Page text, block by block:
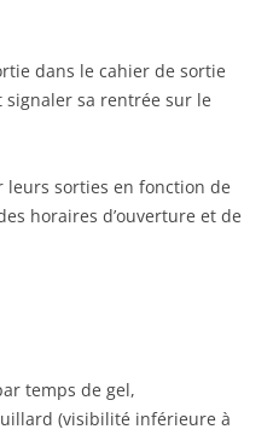
dans le cahier de sortie
sa rentrée sur le
leurs sorties en fonction de
horaires d’ouverture et de
temps de gel,
(visibilité inférieure à